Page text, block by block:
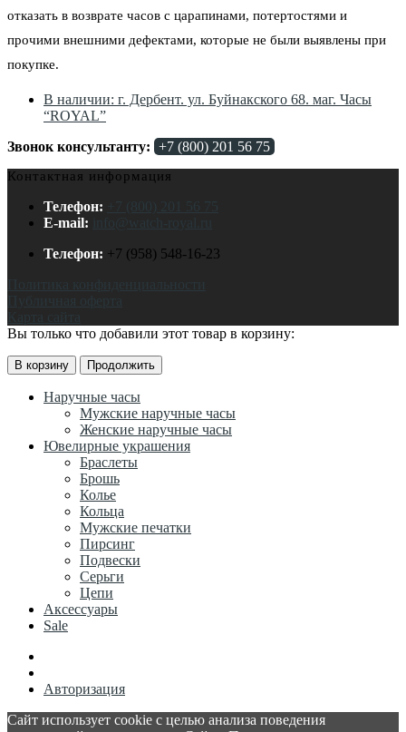
отказать в возврате часов с царапинами, потертостями и
прочими внешними дефектами, которые не были выявлены при
покупке.
В наличии: г. Дербент. ул. Буйнакского 68. маг. Часы
“ROYAL”
Звонок консультанту: +7 (800) 201 56 75
Контактная информация
Телефон:
+7 (800) 201 56 75
E-mail:
Телефон: +7 (958) 548-16-23
Карта сайта
Вы только что добавили этот товар в корзину:
В корзину Продолжить
Наручные часы
Мужские наручные часы
Женские наручные часы
Ювелирные украшения
Браслеты
Брошь
Колье
Кольца
Мужские печатки
Пирсинг
Подвески
Серьги
Цепи
Аксессуары
Sale
Авторизация
Сайт использует cookie с целью анализа поведения